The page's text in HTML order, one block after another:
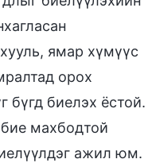
ямар хүмүүс
орох
бүгд биелэх ёстой.
махбодтой
ажил юм.